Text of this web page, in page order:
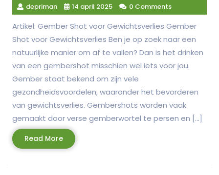
depriman 14 april 2025 0 Comments
Artikel: Gember Shot voor Gewichtsverlies Gember
Shot voor Gewichtsverlies Ben je op zoek naar een
natuurlijke manier om af te vallen? Dan is het drinken
van een gembershot misschien wel iets voor jou.
Gember staat bekend om zijn vele
gezondheidsvoordelen, waaronder het bevorderen
van gewichtsverlies. Gembershots worden vaak
gemaakt door verse gemberwortel te persen en […]
Read MoreRead
More